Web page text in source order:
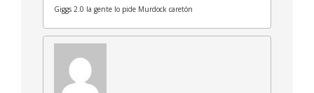
Giggs 2.0 la gente lo pide Murdock caretón